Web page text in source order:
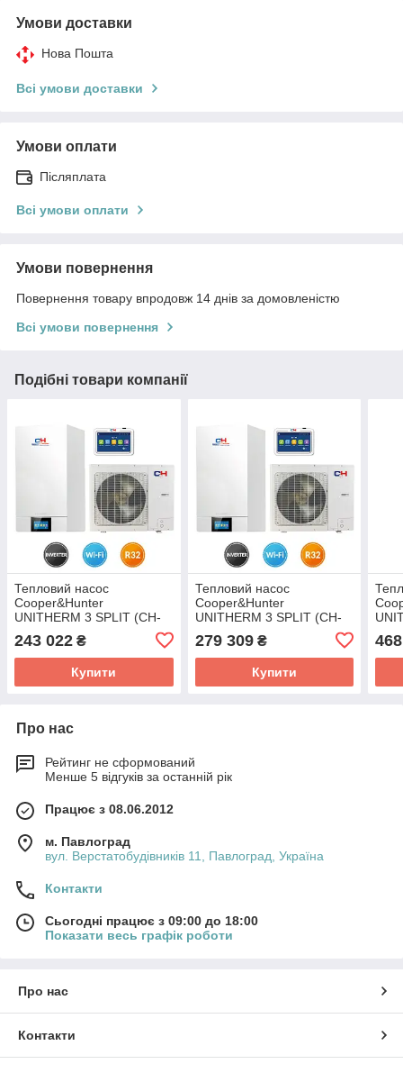
Умови доставки
Нова Пошта
Всі умови доставки
Умови оплати
Післяплата
Всі умови оплати
Умови повернення
Повернення товару впродовж 14 днів за домовленістю
Всі умови повернення
Подібні товари компанії
Тепловий насос
Cooper&Hunter
UNITHERM 3 SPLIT (CH-
243 022 ₴
Купити
Тепловий насос
Cooper&Hunter
UNITHERM 3 SPLIT (CH-
279 309₴
Купити
CH-
Про нас
Рейтинг не сформований
Менше 5 відгуків за останній рік
Працює з 08.06.2012
м. Павлоград
вул. Верстатобудівників 11, Павлоград, Україна
Контакти
Сьогодні працює з 09:00 до 18:00
Показати весь графік роботи
Про нас
Контакти